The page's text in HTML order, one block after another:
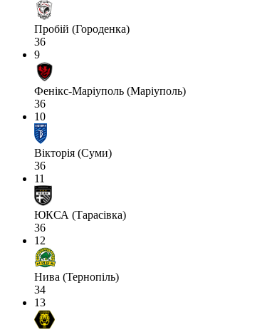
Пробій (Городенка)
36
9
Фенікс-Маріуполь (Маріуполь)
36
10
Вікторія (Суми)
36
11
ЮКСА (Тарасівка)
36
12
Нива (Тернопіль)
34
13